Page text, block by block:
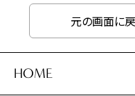
元の画面に
HOME